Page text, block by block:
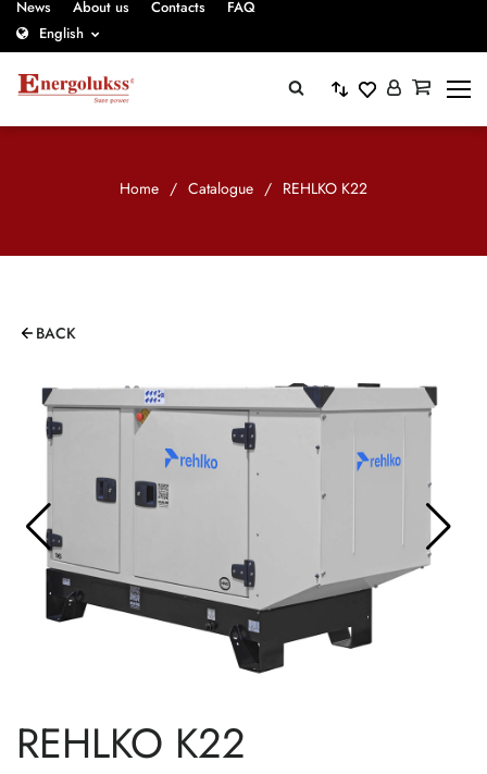
News About us Contacts
FAQ
English
Home / Catalogue / REHLKO K22
BACK
REHLKO K22